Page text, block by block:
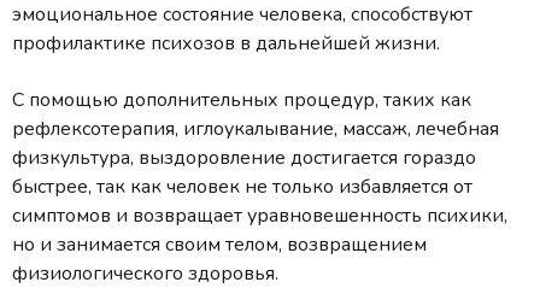
эмоциональное состояние человека, способствуют
профилактике психозов в дальнейшей жизни.
С помощью дополнительных процедур, таких как
рефлексотерапия, иглоукалывание, массаж, лечебная
физкультура, выздоровление достигается гораздо
быстрее, так как человек не только избавляется от
симптомов и возвращает уравновешенность психики,
но и занимается своим телом, возвращением
физиологического здоровья.